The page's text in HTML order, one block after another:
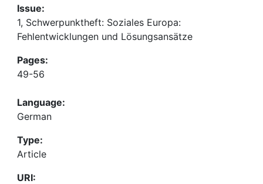
Issue:
1, Schwerpunktheft: Soziales Europa:
Fehlentwicklungen und Lösungsansätze
Pages:
49-56
Language:
German
Type:
Article
URI: